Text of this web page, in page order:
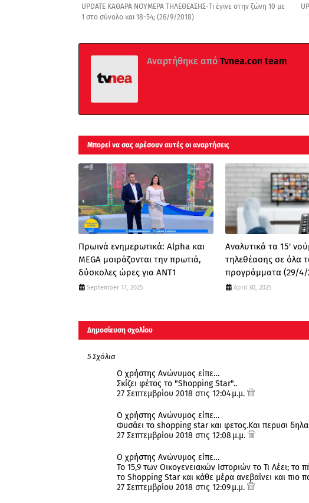
UPDATE ΚΑΘΑΡΑ ΝΟΥΜΕΡΑ ΤΗΛΕΘΕΑΣΗΣ-Τι έγινε στην ζώνη 10 με
1 στο σύνολο και 18-54; (26/9/2018)
Αναρτήθηκε από Tvnea.con team
Μπορεί να σας αρέσουν αυτές οι αναρτήσεις
Πρωινά ενημερωτικά: Alpha και
MEGA μοιράζονται την πρωτιά,
δύσκολες ώρες για ΑΝΤ1
September 17, 2025
Αναλυτικά τα 15'
τηλεθέασης σε όλα
προγράμματα (29/4/
April 30, 2025
Δημοσίευση σχολίου
5 Σχόλια
Ο χρήστης Ανώνυμος είπε…
Σκίζει φέτος το "Shopping Star"..
27 Σεπτεμβρίου 2018 στις 12:04 μ.μ.
Ο χρήστης Ανώνυμος είπε…
Φυσάει το shopping star και φετος.Και περυσι
27 Σεπτεμβρίου 2018 στις 12:08 μ.μ.
Ο χρήστης Ανώνυμος είπε…
Το 15,9 των Οικογενειακών Ιστοριών το Τι Λέει; το
το Shopping Star και κάθε μέρα ανεβαίνει και πιο
27 Σεπτεμβρίου 2018 στις 12:09 μ.μ.